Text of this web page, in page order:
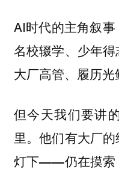
AI时代的主角叙
名校辍学、少年
大厂高管、履历光
但今天我们要讲
里。他们有大厂
灯下——仍在摸索